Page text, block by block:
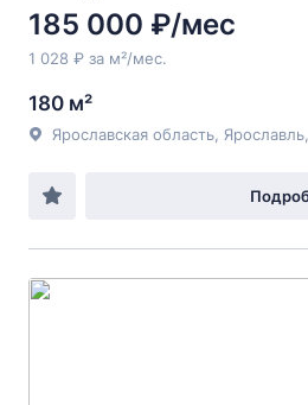
185 000 ₽/мес
1 028 ₽ за м²/мес.
180 м²